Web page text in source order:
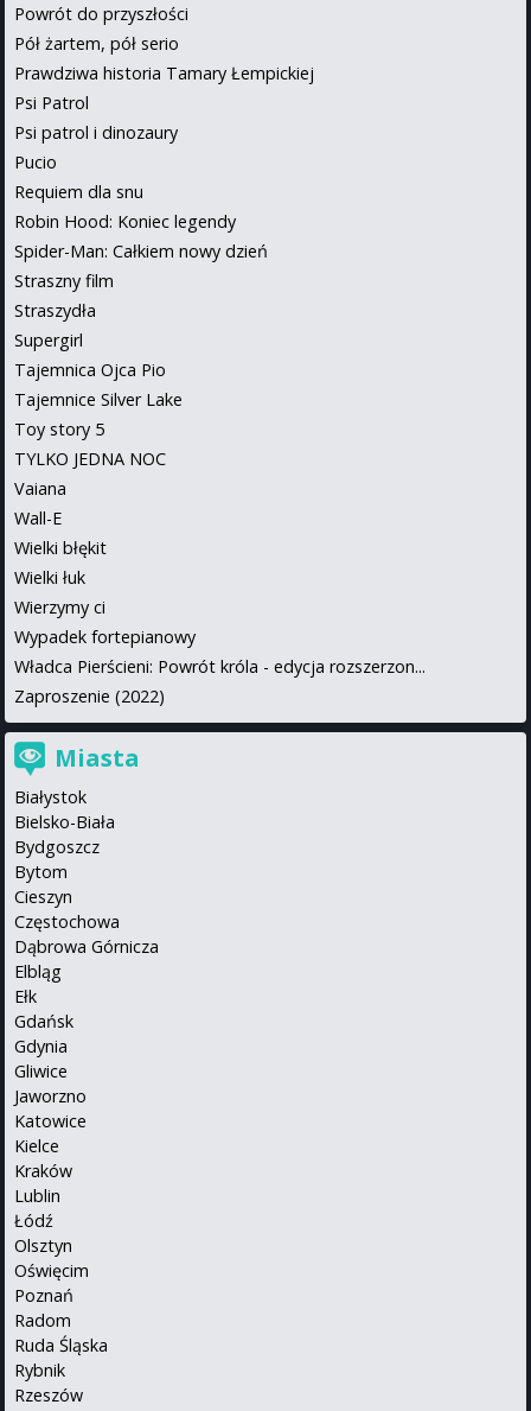
Powrót do przyszłości
Pół żartem, pół serio
Prawdziwa historia Tamary Łempickiej
Psi Patrol
Psi patrol i dinozaury
Pucio
Requiem dla snu
Robin Hood: Koniec legendy
Spider-Man: Całkiem nowy dzień
Straszny film
Straszydła
Supergirl
Tajemnica Ojca Pio
Tajemnice Silver Lake
Toy story 5
TYLKO JEDNA NOC
Vaiana
Wall-E
Wielki błękit
Wielki łuk
Wierzymy ci
Wypadek fortepianowy
Władca Pierścieni: Powrót króla - edycja rozszerzon...
Zaproszenie (2022)
Miasta
Białystok
Bielsko-Biała
Bydgoszcz
Bytom
Cieszyn
Częstochowa
Dąbrowa Górnicza
Elbląg
Ełk
Gdańsk
Gdynia
Gliwice
Jaworzno
Katowice
Kielce
Kraków
Lublin
Łódź
Olsztyn
Oświęcim
Poznań
Radom
Ruda Śląska
Rybnik
Rzeszów